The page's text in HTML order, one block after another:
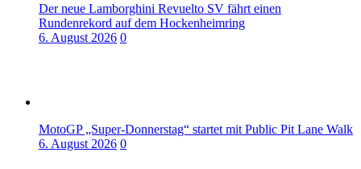
Der neue Lamborghini Revuelto SV fährt einen
Rundenrekord auf dem Hockenheimring
6. August 2026 0
MotoGP „Super-Donnerstag“ startet mit Public Pit Lane Walk
6. August 2026 0